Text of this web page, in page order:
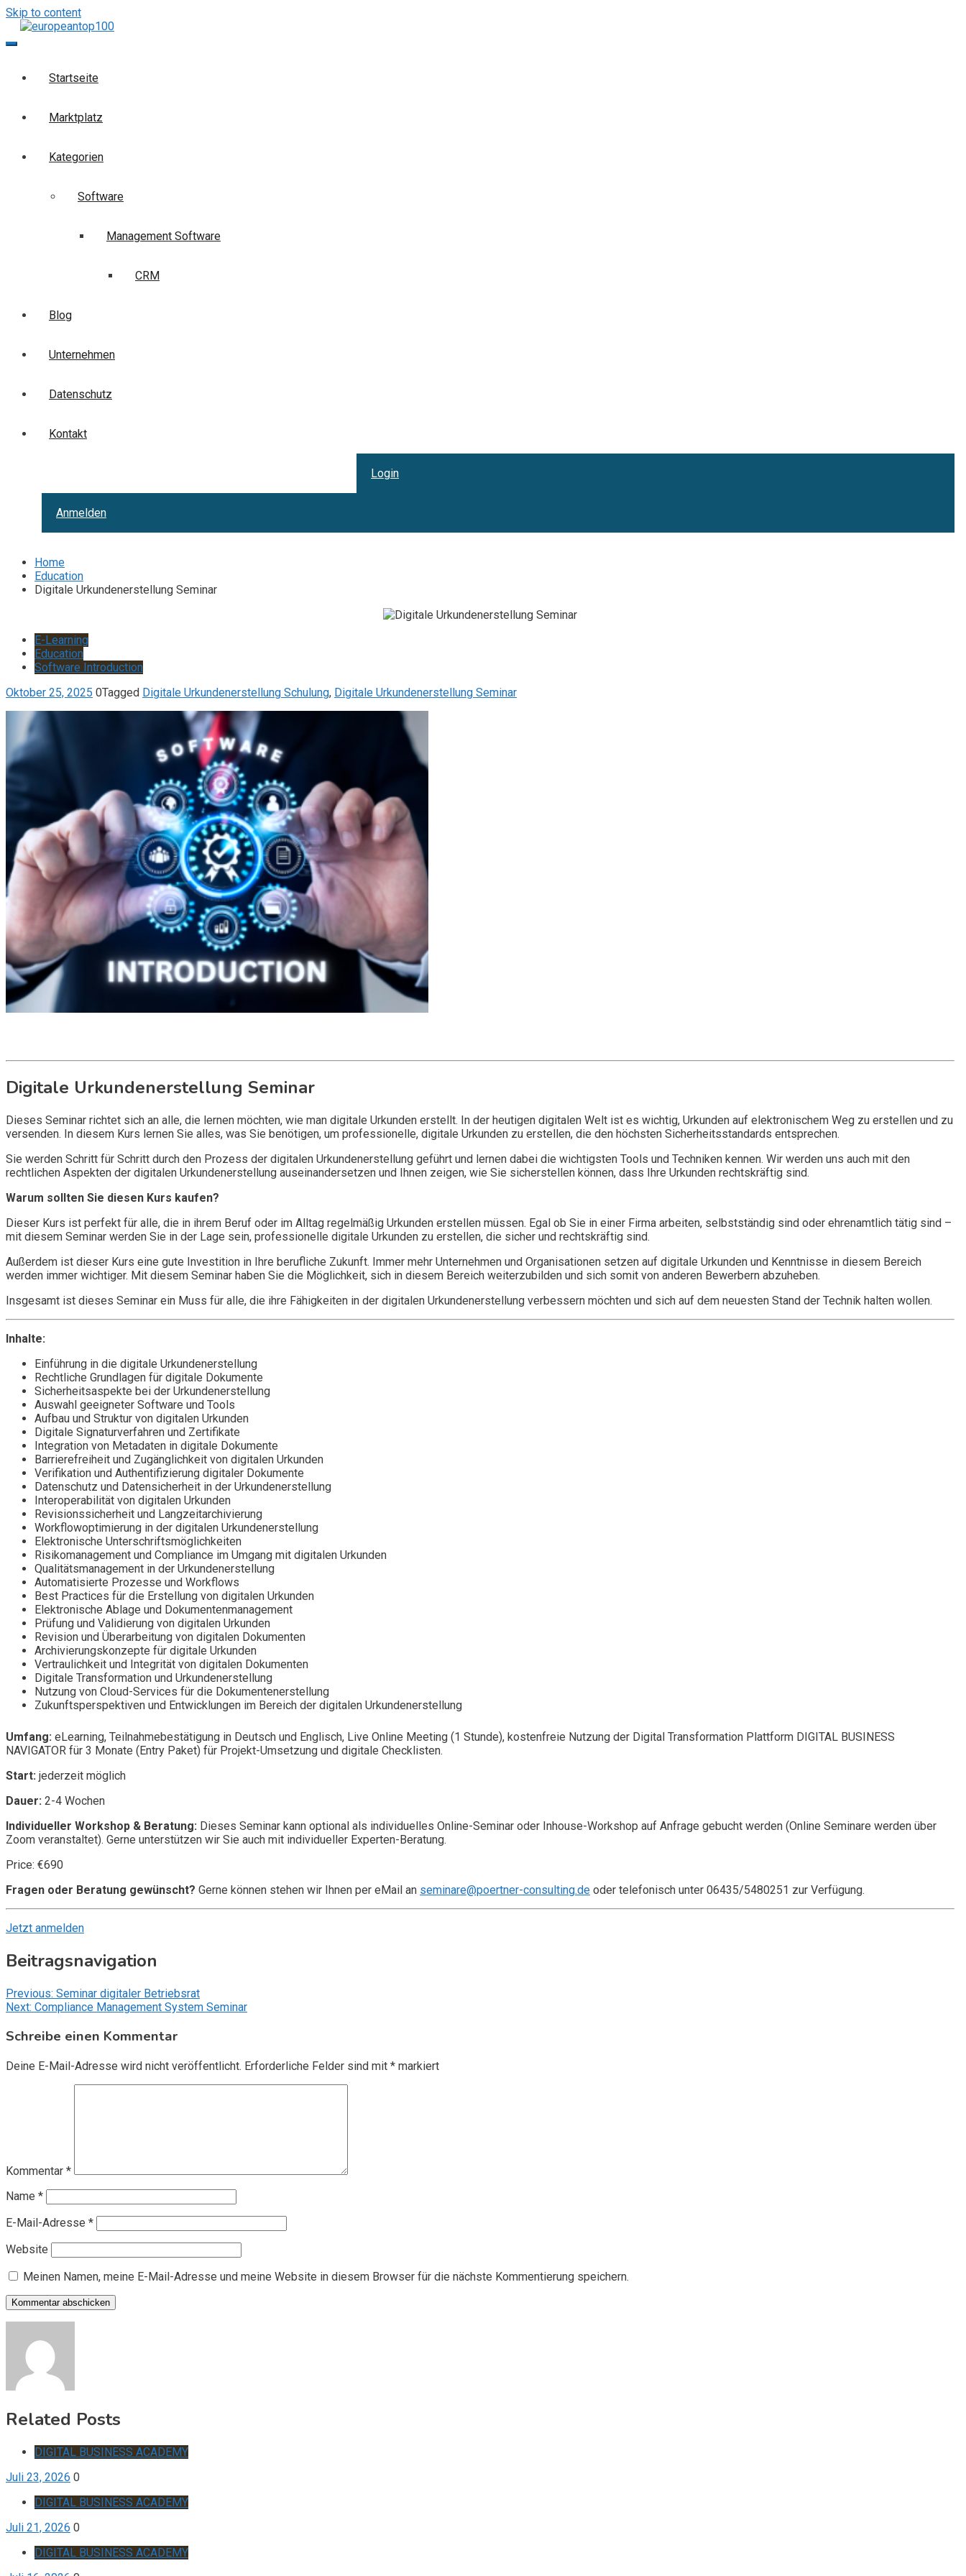
Skip to content
Startseite
Marktplatz
Kategorien
Software
Management Software
CRM
Blog
Unternehmen
Datenschutz
Kontakt
Login
Anmelden
Home
Education
Digitale Urkundenerstellung Seminar
E-Learning
Education
Software Introduction
Oktober 25, 2025 0Tagged Digitale Urkundenerstellung Schulung, Digitale Urkundenerstellung Seminar
Digitale Urkundenerstellung Seminar
Dieses Seminar richtet sich an alle, die lernen möchten, wie man digitale Urkunden erstellt. In der heutigen digitalen Welt ist es wichtig, Urkunden auf elektronischem Weg zu erstellen und zu
versenden. In diesem Kurs lernen Sie alles, was Sie benötigen, um professionelle, digitale Urkunden zu erstellen, die den höchsten Sicherheitsstandards entsprechen.
Sie werden Schritt für Schritt durch den Prozess der digitalen Urkundenerstellung geführt und lernen dabei die wichtigsten Tools und Techniken kennen. Wir werden uns auch mit den
rechtlichen Aspekten der digitalen Urkundenerstellung auseinandersetzen und Ihnen zeigen, wie Sie sicherstellen können, dass Ihre Urkunden rechtskräftig sind.
Warum sollten Sie diesen Kurs kaufen?
Dieser Kurs ist perfekt für alle, die in ihrem Beruf oder im Alltag regelmäßig Urkunden erstellen müssen. Egal ob Sie in einer Firma arbeiten, selbstständig sind oder ehrenamtlich tätig sind –
mit diesem Seminar werden Sie in der Lage sein, professionelle digitale Urkunden zu erstellen, die sicher und rechtskräftig sind.
Außerdem ist dieser Kurs eine gute Investition in Ihre berufliche Zukunft. Immer mehr Unternehmen und Organisationen setzen auf digitale Urkunden und Kenntnisse in diesem Bereich
werden immer wichtiger. Mit diesem Seminar haben Sie die Möglichkeit, sich in diesem Bereich weiterzubilden und sich somit von anderen Bewerbern abzuheben.
Insgesamt ist dieses Seminar ein Muss für alle, die ihre Fähigkeiten in der digitalen Urkundenerstellung verbessern möchten und sich auf dem neuesten Stand der Technik halten wollen.
Inhalte:
Einführung in die digitale Urkundenerstellung
Rechtliche Grundlagen für digitale Dokumente
Sicherheitsaspekte bei der Urkundenerstellung
Auswahl geeigneter Software und Tools
Aufbau und Struktur von digitalen Urkunden
Digitale Signaturverfahren und Zertifikate
Integration von Metadaten in digitale Dokumente
Barrierefreiheit und Zugänglichkeit von digitalen Urkunden
Verifikation und Authentifizierung digitaler Dokumente
Datenschutz und Datensicherheit in der Urkundenerstellung
Interoperabilität von digitalen Urkunden
Revisionssicherheit und Langzeitarchivierung
Workflowoptimierung in der digitalen Urkundenerstellung
Elektronische Unterschriftsmöglichkeiten
Risikomanagement und Compliance im Umgang mit digitalen Urkunden
Qualitätsmanagement in der Urkundenerstellung
Automatisierte Prozesse und Workflows
Best Practices für die Erstellung von digitalen Urkunden
Elektronische Ablage und Dokumentenmanagement
Prüfung und Validierung von digitalen Urkunden
Revision und Überarbeitung von digitalen Dokumenten
Archivierungskonzepte für digitale Urkunden
Vertraulichkeit und Integrität von digitalen Dokumenten
Digitale Transformation und Urkundenerstellung
Nutzung von Cloud-Services für die Dokumentenerstellung
Zukunftsperspektiven und Entwicklungen im Bereich der digitalen Urkundenerstellung
Umfang: eLearning, Teilnahmebestätigung in Deutsch und Englisch, Live Online Meeting (1 Stunde), kostenfreie Nutzung der Digital Transformation Plattform DIGITAL BUSINESS
NAVIGATOR für 3 Monate (Entry Paket) für Projekt-Umsetzung und digitale Checklisten.
Start: jederzeit möglich
Dauer: 2-4 Wochen
Individueller Workshop & Beratung: Dieses Seminar kann optional als individuelles Online-Seminar oder Inhouse-Workshop auf Anfrage gebucht werden (Online Seminare werden über
Zoom veranstaltet). Gerne unterstützen wir Sie auch mit individueller Experten-Beratung.
Price: €690
Fragen oder Beratung gewünscht? Gerne können stehen wir Ihnen per eMail an seminare@poertner-consulting.de oder telefonisch unter 06435/5480251 zur Verfügung.
Jetzt anmelden
Beitragsnavigation
Previous: Seminar digitaler Betriebsrat
Next: Compliance Management System Seminar
Schreibe einen Kommentar
Deine E-Mail-Adresse wird nicht veröffentlicht. Erforderliche Felder sind mit * markiert
Kommentar *
Name *
E-Mail-Adresse *
Website
Meinen Namen, meine E-Mail-Adresse und meine Website in diesem Browser für die nächste Kommentierung speichern.
Related Posts
DIGITAL BUSINESS ACADEMY
Juli 23, 2026 0
DIGITAL BUSINESS ACADEMY
Juli 21, 2026 0
DIGITAL BUSINESS ACADEMY